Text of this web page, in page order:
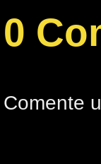
0
Comente